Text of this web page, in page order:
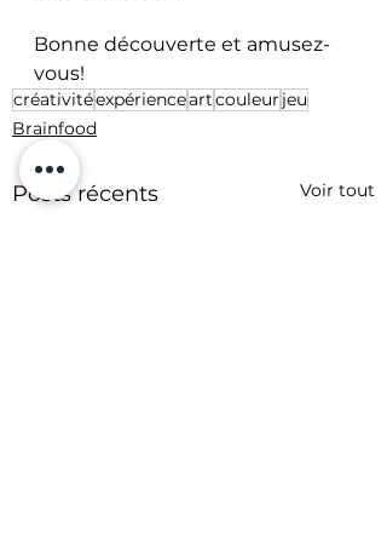
Bonne découverte et amusez-
vous!
créativitéexpérienceartcouleur jeu
Brainfood
Posts récents Voir tout